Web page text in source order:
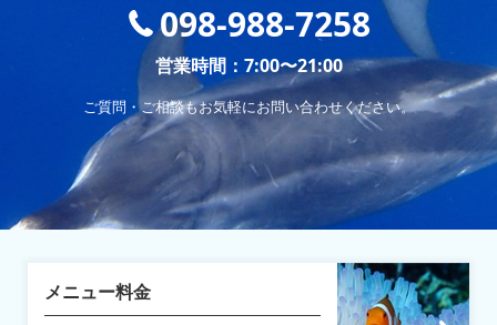
098-988-7258
営業時間：7:00〜21:00
ご質問・ご相談もお気軽にお問い合わせください。
メニュー料金